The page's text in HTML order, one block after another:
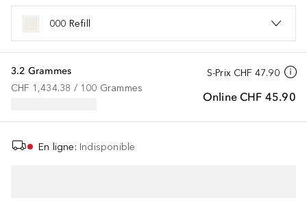
000 Refill
S-Prix CHF 47.90
Online CHF 45.90
3.2 Grammes
CHF 1,434.38 / 100 Grammes
En ligne: Indisponible